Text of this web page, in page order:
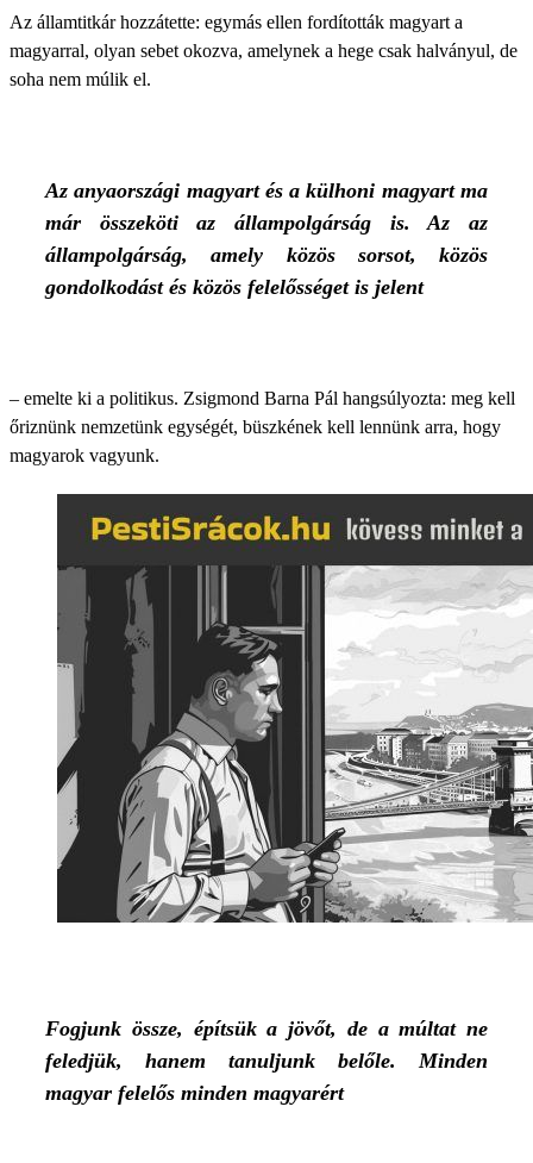
Az államtitkár hozzátette: egymás ellen fordították magyart a
magyarral, olyan sebet okozva, amelynek a hege csak halványul, de
soha nem múlik el.
Az anyaországi magyart és a külhoni magyart ma
már összeköti az állampolgárság is. Az az
állampolgárság, amely közös sorsot, közös
gondolkodást és közös felelősséget is jelent
– emelte ki a politikus. Zsigmond Barna Pál hangsúlyozta: meg kell
őriznünk nemzetünk egységét, büszkének kell lennünk arra, hogy
magyarok vagyunk.
Fogjunk össze, építsük a jövőt, de a múltat ne
feledjük, hanem tanuljunk belőle. Minden
magyar felelős minden magyarért